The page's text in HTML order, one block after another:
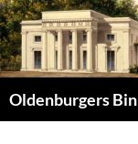
Oldenburgers